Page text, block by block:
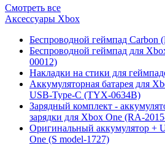
Смотреть все
Аксессуары Xbox
Беспроводной геймпад Carbon
Беспроводной геймпад для
00012)
Накладки на стики для
Аккумуляторная батарея для
USB-Type-C (TYX-0634B)
Зарядный комплект -
зарядки для Xbox One (RA-
Оригинальный аккумулятор +
One (S model-1727)